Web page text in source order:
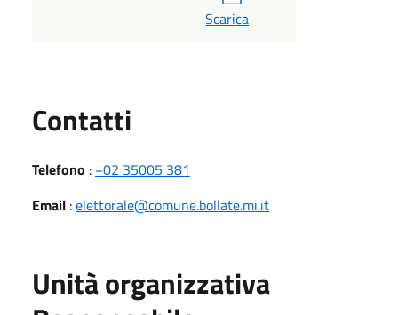
Scarica
Contatti
Telefono : +02 35005 381
Email :elettorale@comune.bollate.mi.it
Unità organizzativa